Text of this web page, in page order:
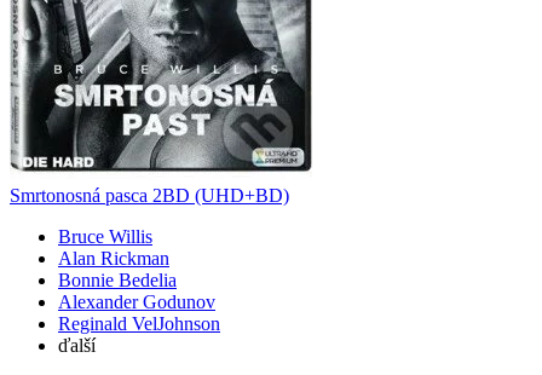
Smrtonosná pasca 2BD (UHD+BD)
Bruce Willis
Alan Rickman
Bonnie Bedelia
Alexander Godunov
Reginald VelJohnson
ďalší